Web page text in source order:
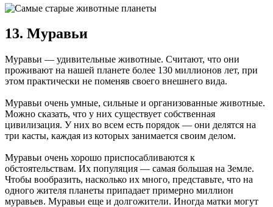
13. Муравьи
Муравьи — удивительные животные. Считают, что они
проживают на нашей планете более 130 миллионов лет, при
этом практически не поменяв своего внешнего вида.
Муравьи очень умные, сильные и организованные животные.
Можно сказать, что у них существует собственная
цивилизация. У них во всем есть порядок — они делятся на
три касты, каждая из которых занимается своим делом.
Муравьи очень хорошо приспосабливаются к
обстоятельствам. Их популяция — самая большая на Земле.
Чтобы вообразить, насколько их много, представьте, что на
одного жителя планеты припадает примерно миллион
муравьев. Муравьи еще и долгожители. Иногда матки могут